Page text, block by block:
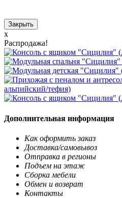
Закрыть
x
Распродажа!
Дополнительная информация
Как оформить заказ
Доставка/самовывоз
Отправка в регионы
Подъем на этаж
Сборка мебели
Обмен и возврат
Контакты